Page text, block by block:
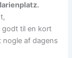
godt til en kort
nogle af dagens